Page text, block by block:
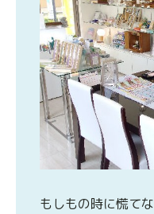
もしもの時に慌て